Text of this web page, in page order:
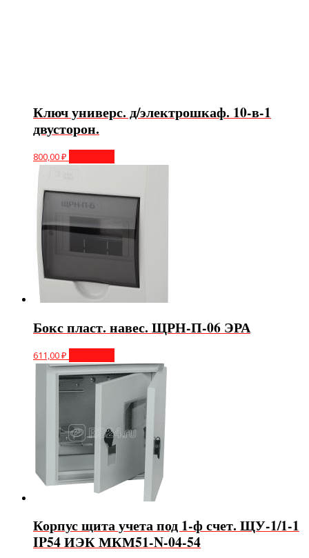
Ключ универс. д/электрошкаф. 10-в-1
двусторон.
800,00₽
Бокс пласт. навес. ЩРН-П-06 ЭРА
611,00₽
Корпус щита учета под 1-ф счет. ЩУ-1/1-1
IP54 ИЭК МКМ51-N-04-54